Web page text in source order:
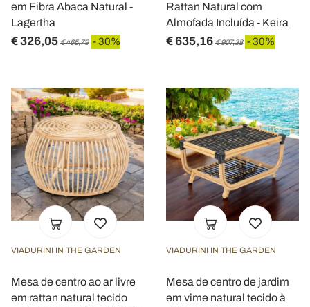
em Fibra Abaca Natural -
Lagertha
€ 326,05 € 465,79 - 30%
Rattan Natural com
Almofada Incluída - Keira
€ 635,16 € 907,38 - 30%
VIADURINI IN THE GARDEN
Mesa de centro ao ar livre
em rattan natural tecido
VIADURINI IN THE GARDEN
Mesa de centro de jardim
em vime natural tecido à